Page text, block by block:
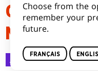
GATHERING
MUTANT
Annonces 18 févr.
Choose from the
remember your
future.
FRANÇAIS